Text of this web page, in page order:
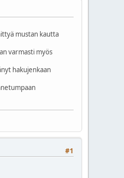
mustan kautta
varmasti myös
hakujenkaan
#1